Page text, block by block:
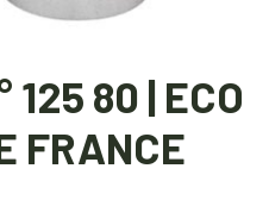
125 80 | ECO
FRANCE